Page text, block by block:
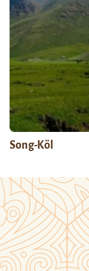
Song-Köl